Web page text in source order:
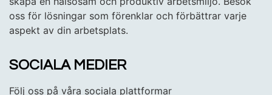
oss för lösningar som förenklar och förbättrar varje
aspekt av din arbetsplats.
SOCIALA MEDIER
Följ oss på våra sociala plattformar